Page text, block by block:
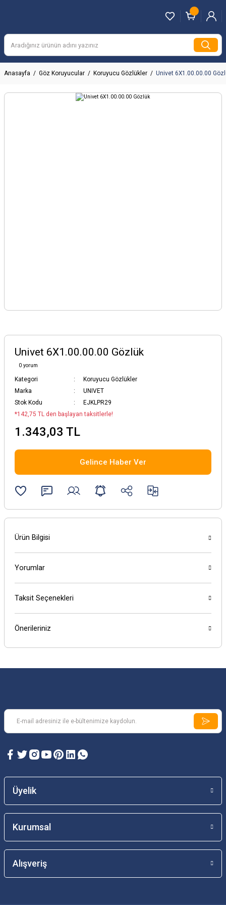
Anasayfa Göz Koruyucular Koruyucu Gözlükler Univet 6X1.00.00.00
Univet 6X1.00.00.00 Gözlük
0 yorum
Kategori
Koruyucu Gözlükler
Marka
UNIVET
Stok Kodu
EJKLPR29
*142,75 TL den başlayan taksitlerle!
1.343,03 TL
Gelince Haber Ver
Ürün Bilgisi
Yorumlar
Taksit Seçenekleri
Önerileriniz
Üyelik
Kurumsal
Alışveriş